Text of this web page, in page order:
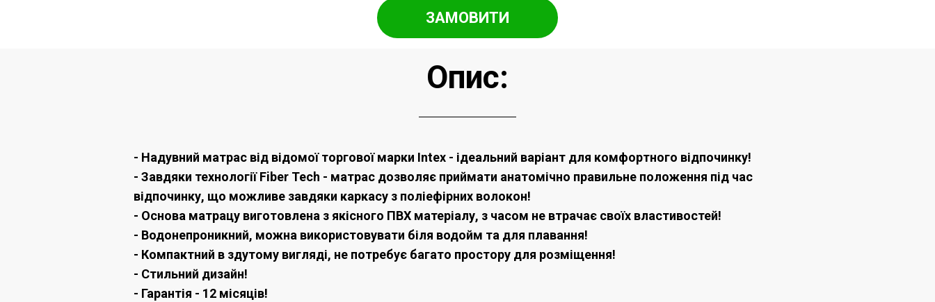
ЗАМОВИТИ
Опис:
- Надувний матрас від відомої торгової марки Intex - ідеальний варіант для комфортного відпочинку!
- Завдяки технології Fiber Tech - матрас дозволяє приймати анатомічно правильне положення під час
відпочинку, що можливе завдяки каркасу з поліефірних волокон!
- Основа матрацу виготовлена з якісного ПВХ матеріалу, з часом не втрачає своїх властивостей!
- Водонепроникний, можна використовувати біля водойм та для плавання!
- Компактний в здутому вигляді, не потребує багато простору для розміщення!
- Стильний дизайн!
- Гарантія - 12 місяців!